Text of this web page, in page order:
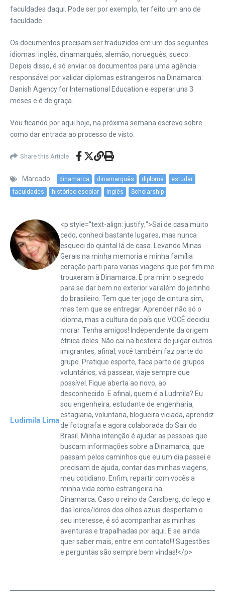
faculdades daqui. Pode ser por exemplo, ter feito um ano de
faculdade.
Os documentos precisam ser traduzidos em um dos seguintes
idiomas: inglês, dinamarquês, alemão, norueguês, sueco.
Depois disso, é só enviar os documentos para uma agência
responsável por validar diplomas estrangeiros na Dinamarca:
Danish Agency for International Education e esperar uns 3
meses e é de graça.
Vou ficando por aqui hoje, na próxima semana escrevo sobre
como dar entrada ao processo de visto.
Share this Article
Marcado: dinamarca dinamarquês diploma
estudar
faculdades
histórico escolar inglês Scholarship
Ludimila Lima
<p style="text-align: justify;">Sai de casa muito
cedo, conheci bastante lugares, mas nunca
esqueci do quintal lá de casa. Levando Minas
Gerais na minha memoria e minha família
coração parti para varias viagens que por fim me
trouxeram à Dinamarca. E pra mim o segredo
para se dar bem no exterior vai além do jeitinho
do brasileiro. Tem que ter jogo de cintura sim,
mas tem que se entregar. Aprender não só o
idioma, mas a cultura do país que VOCÊ decidiu
morar. Tenha amigos! Independente da origem
étnica deles. Não cai na besteira de julgar outros
imigrantes, afinal, você também faz parte do
grupo. Pratique esporte, faca parte de grupos
voluntários, vá passear, viaje sempre que
possível. Fique aberta ao novo, ao
desconhecido. E afinal, quem é a Ludmila? Eu
sou engenheira, estudante de engenharia,
estagiaria, voluntaria, blogueira viciada, aprendiz
de fotografa e agora colaborada do Sair do
Brasil. Minha intenção é ajudar as pessoas que
buscam informações sobre a Dinamarca, que
passam pelos caminhos que eu um dia passei e
precisam de ajuda, contar das minhas viagens,
meu cotidiano. Enfim, repartir com vocês a
minha vida como estrangeira na
Dinamarca. Caso o reino da Carslberg, do lego e
das loiros/loiros dos olhos azuis despertam o
seu interesse, é só acompanhar as minhas
aventuras e trapalhadas por aqui. E se ainda
quer saber mais, entre em contato!!! Sugestões
e perguntas são sempre bem vindas!</p>